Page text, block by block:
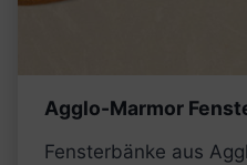
Agglo-Marmor
Fensterbänke aus